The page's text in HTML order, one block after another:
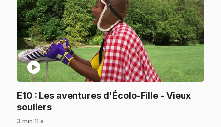
play_circle
E10 : Les aventures d'Écolo-Fille - Vieux
souliers.
3 min 11 s